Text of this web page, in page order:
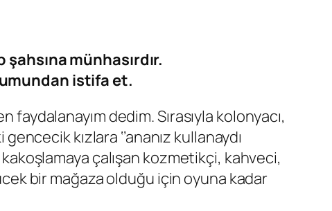
şahsına münhasırdır.
istifa et.
dedim. Sırasıyla kolonyacı,
kızlara ‘’ananız kullanaydı
kakoşlamaya çalışan kozmetikçi, kahveci,
bir mağaza olduğu için oyuna kadar